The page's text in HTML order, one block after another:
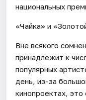
национальных
«Чайка» и
Вне всякого
принадлежит к
популярных
день, из-за
кинопроектах, это